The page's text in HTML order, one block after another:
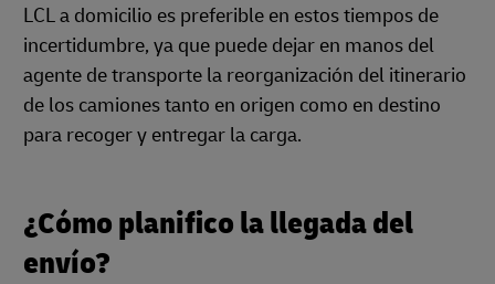
LCL a domicilio es preferible en estos tiempos de
incertidumbre, ya que puede dejar en manos del
agente de transporte la reorganización del itinerario
de los camiones tanto en origen como en destino
para recoger y entregar la carga.
¿Cómo planifico la llegada del
envío?